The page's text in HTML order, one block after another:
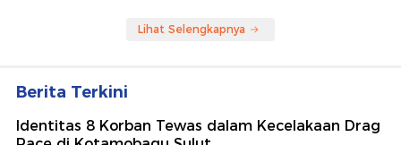
Lihat Selengkapnya
Berita Terkini
Identitas 8 Korban Tewas dalam Kecelakaan Drag